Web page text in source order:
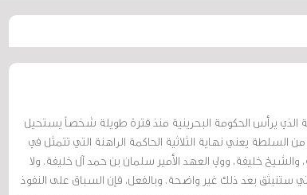
الذي يرأس الحكومة البحرينية منذ فترة طويلة شخصاً يستحيل
السلطة يعني نهاية الثلاثية الحاكمة الراهنة التي تتمثل في
خليفة، وولي العهد الأمير سلمان بن حمد آل خليفة. ولا
ستنبثق بعد ذلك غير واضحة. وبالفعل، فإن السباق على النفوذ